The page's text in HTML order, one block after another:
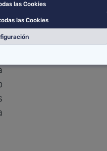
las Cookies
las Cookies